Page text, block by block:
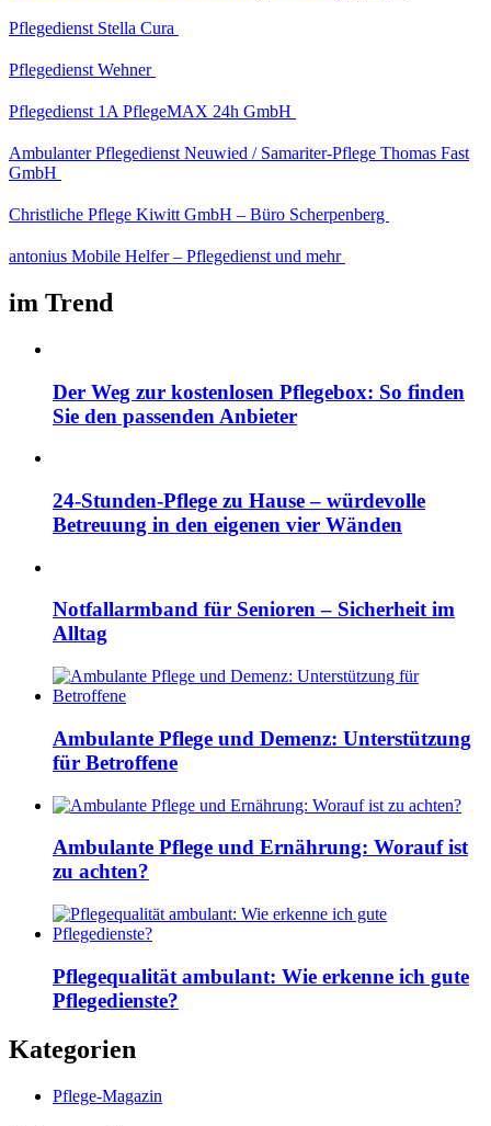
Pflegedienst Stella Cura
Pflegedienst Wehner
Pflegedienst 1A PflegeMAX 24h GmbH
Ambulanter Pflegedienst Neuwied / Samariter-Pflege Thomas Fast
GmbH
Christliche Pflege Kiwitt GmbH – Büro Scherpenberg
antonius Mobile Helfer – Pflegedienst und mehr
im Trend
Der Weg zur kostenlosen Pflegebox: So finden
Sie den passenden Anbieter
24-Stunden-Pflege zu Hause – würdevolle
Betreuung in den eigenen vier Wänden
Notfallarmband für Senioren – Sicherheit im
Alltag
Ambulante Pflege und Demenz: Unterstützung
für Betroffene
Ambulante Pflege und Ernährung: Worauf ist
zu achten?
Pflegequalität ambulant: Wie erkenne ich gute
Pflegedienste?
Kategorien
Pflege-Magazin